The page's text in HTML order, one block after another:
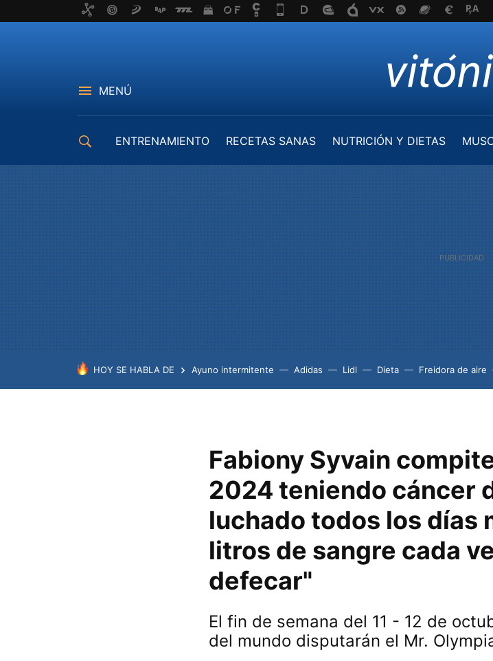
MENÚ
ENTRENAMIENTO RECETAS SANAS NUTRICIÓN Y DIETAS
HOY SE HABLA DE Ayuno intermitente Adidas Lidl Dieta Freidora de aire
Fabiony Syvain
2024 teniendo cáncer
luchado todos los días
litros de sangre cada
defecar"
El fin de semana del 11 - 12 de
del mundo disputarán el Mr.